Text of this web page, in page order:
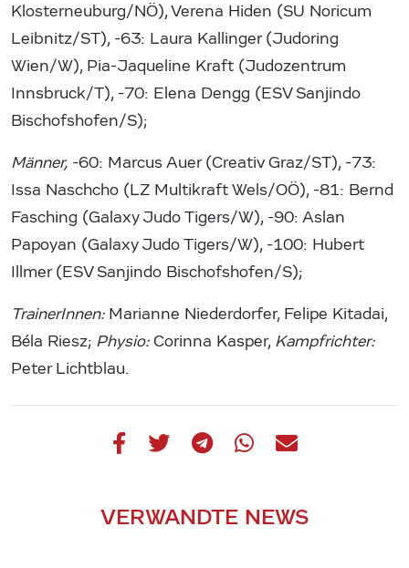
Klosterneuburg/NÖ), Verena Hiden (SU Noricum
Leibnitz/ST), -63: Laura Kallinger (Judoring
Wien/W), Pia-Jaqueline Kraft (Judozentrum
Innsbruck/T), -70: Elena Dengg (ESV Sanjindo
Bischofshofen/S);
Männer, -60: Marcus Auer (Creativ Graz/ST), -73:
Issa Naschcho (LZ Multikraft Wels/OÖ), -81: Bernd
Fasching (Galaxy Judo Tigers/W), -90: Aslan
Papoyan (Galaxy Judo Tigers/W), -100: Hubert
Illmer (ESV Sanjindo Bischofshofen/S);
TrainerInnen:Marianne Niederdorfer, Felipe Kitadai,
Béla Riesz; Physio:Corinna Kasper, Kampfrichter:
Peter Lichtblau.
VERWANDTE NEWS